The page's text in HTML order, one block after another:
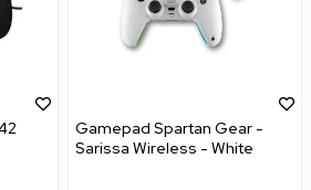
Gamepad Spartan Gear -
Sarissa Wireless - White